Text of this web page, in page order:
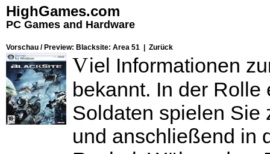
HighGames.com
PC Games and Hardware
Vorschau / Preview: Blacksite: Area 51 | Zurück
Viel Informationen
bekannt. In der
Soldaten spielen Sie
und anschließend in